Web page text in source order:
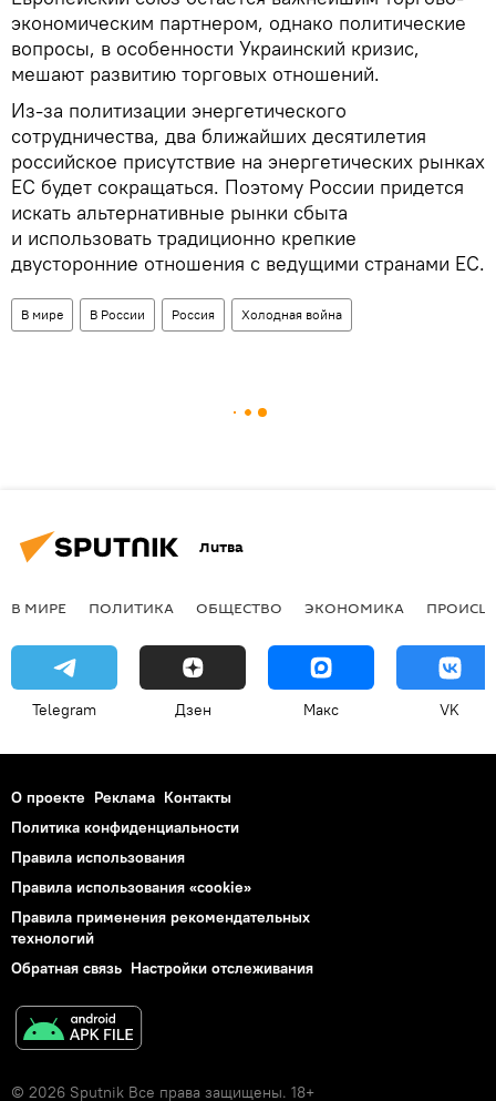
экономическим партнером, однако политические
вопросы, в особенности Украинский кризис,
мешают развитию торговых отношений.
Из-за политизации энергетического
сотрудничества, два ближайших десятилетия
российское присутствие на энергетических рынках
ЕС будет сокращаться. Поэтому России придется
искать альтернативные рынки сбыта
и использовать традиционно крепкие
двусторонние отношения с ведущими странами ЕС.
В мире В России Россия Холодная война
Литва
В МИРЕ ПОЛИТИКА ОБЩЕСТВО ЭКОНОМИКА
Telegram Дзен Макс VK
О проекте Реклама Контакты
Политика конфиденциальности
Правила использования
Правила использования «cookie»
Правила применения рекомендательных
технологий
Обратная связь Настройки отслеживания
© 2026 Sputnik Все права защищены. 18+